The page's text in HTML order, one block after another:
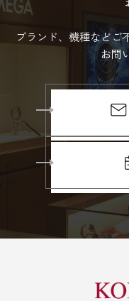
ブランド、機種などご
お問